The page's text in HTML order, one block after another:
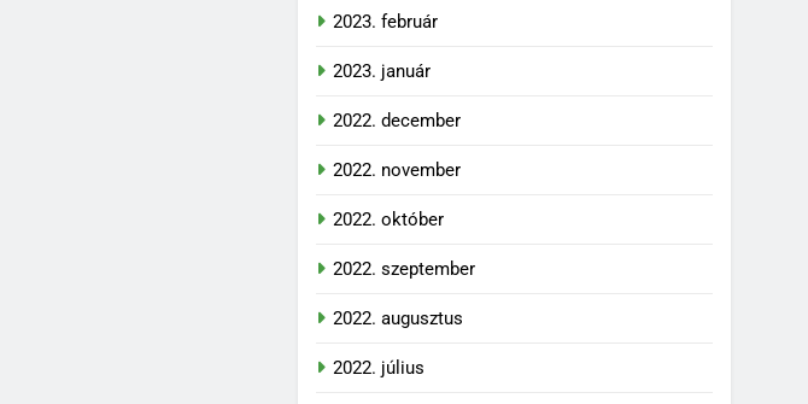
2023. február
2023. január
2022. december
2022. november
2022. október
2022. szeptember
2022. augusztus
2022. július